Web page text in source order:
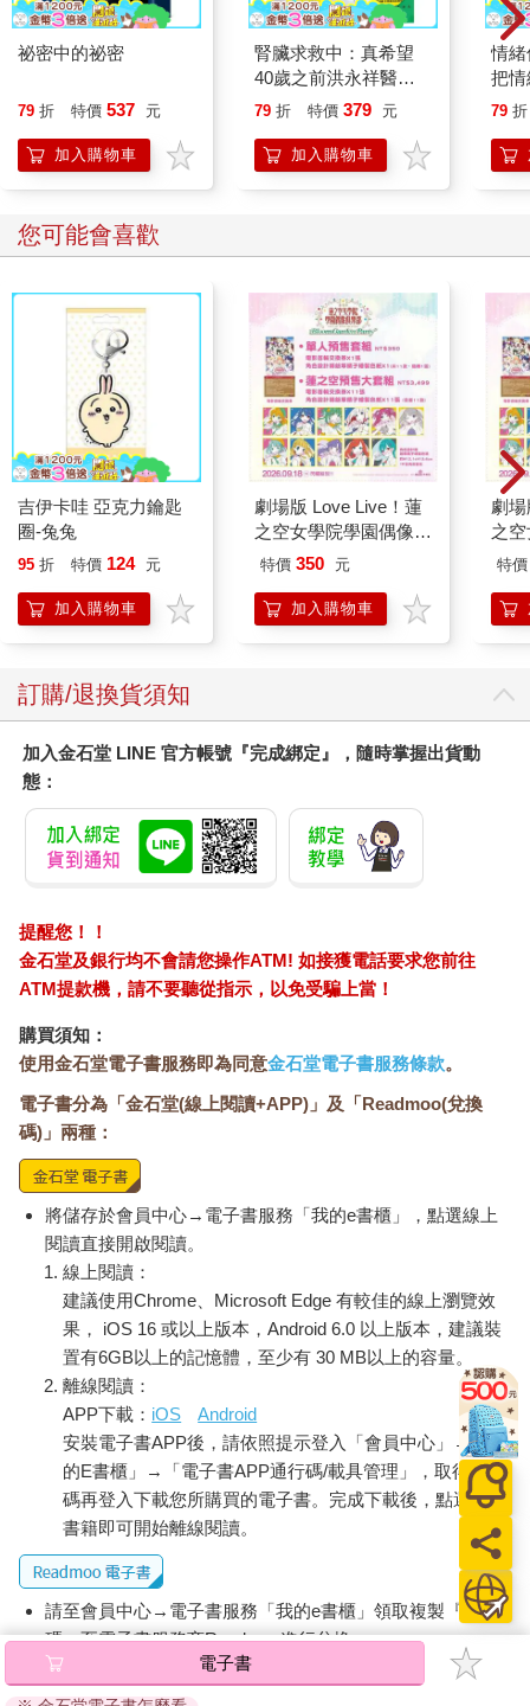
持續進化。它應該像一本不設下結局的小說，每當翻頁時就會有
更廣闊的故事躍然紙上，隨著品牌展開新的行動時，世界觀也會
同步成長，讓故事更加遼闊、更加深入。
品牌故事與設定
讓我們回到SK-II和賓格瑞的案例。如果它們不是品牌世界觀，那
麼它們又是什麼呢？SK-II Pitera精華的故事，是品牌故事。品牌
故事是品牌向顧客傳遞的訊息，它的本質是針對受眾而設計，透
過故事的力量，讓人們對品牌產生共鳴與情感連結。認知心理學
單純的資訊傳遞，受眾的記憶度能夠提升二十二倍之多。
不僅如此，人類天生就喜歡有趣的故事。故事擁有強大的力量，
能夠溫柔地卸下人們的心防。因此，品牌故事非常重要，它讓品
牌不只是產品或服務，而是成為超越這一層次的存在。
然而，品牌故事僅僅是品牌世界觀的一部分，或者說，它還只是
尚未完成的品牌世界觀。世界觀並非只是單純的故事堆砌，它是
一種看待世界的方式和觀念。無論是創辦人的故事、產品原料的
來源，或是與顧客之間的互動關係，挖掘出各種故事、用這些故
事豐富品牌都是勢在必行的。但這些故事必須有一個貫穿其中的
核心哲學，否則它們終究只是片段故事情節，無法發展成完整的
世界觀。
定。在電影、小說或遊戲中，世界觀本質上是經過精心設計的設
定架構。但品牌世界觀與娛樂產業的世界觀並不相同。娛樂產業
應該建立在真誠之上。雖然「世界觀」一詞因為娛樂產業的發展
區別。
唱出品牌想傳遞的訊息
從第三代開始的大多數K-POP偶像團體都擁有自己的世界觀，而
第一個導入世界觀概念的偶像團體，就是EXO。EXO的設定是
觀的架構十分精緻，甚至能夠媲美一般奇幻小說。他們的專輯設
計、發行時間，都緊密圍繞這個世界觀的框架，展現了對設定的
高度投入。但問題是，隨著EXO出道時間愈來愈久，這個世界觀
變得難以維持，逐漸被淡化模糊，甚至變成了迷因（Meme）。
與EXO相比，BTS的世界觀發展方式完全不同。BTS比EXO晚一
年出道，起初似乎並沒有明確的世界觀。但他們始終在歌曲中表
達自己真正想傳遞的訊息，隨著時間推移，這些訊息逐漸匯聚編
織成一條清晰的主線：「Love Yourself」（愛自己）。這個核心
概念被許多人視為BTS的世界觀。
EXO的出道曲《MAMA》用音樂講述了EXO來自異星的設定，而
BTS的出道曲〈No More Dream〉則唱道：「即使只活一天，你
也要走自己的路。」兩者的世界觀截然不同。BTS的「Love
Yourself」在他們成為超級明星的現在，也仍在持續下去，並更進
一步地擴展。他們不僅以「Love Yourself」為主題發表聯合國演
講，還在全球各地與藝術家合作，將這個理念傳遞出去。
品牌世界觀應該像BTS一樣，它必須是真誠的、能夠持續發展
的，並且必須從品牌內部出發。世界觀並不是精心設計的設定，
也不是簡單的故事堆砌。我們不能忘記的是，真正的品牌世界觀
來自該品牌自身的大膽提問，透過不斷的成長與變化，最終尋找
出屬於自己答案的過程。
世界觀的主角，品牌究竟是誰？
「Who」。
→ 在品牌世界觀中，品牌不再是單純的商業體，而是一個擁有自
由意志的個體。
→ 如果品牌是一個「人」，它會是怎樣的人物？這正是品牌思考
的核心。
祕密中的祕密
79 折 特價 537 元
加入購物車
腎臟求救中：真希望
40歲之前洪永祥醫師
就告訴我這些事
79 折 特價 379 元
加入購物車
情
把
誰
79 折
您可能會喜歡
吉伊卡哇 亞克力鑰匙
圈-兔兔
95 折 特價 124 元
加入購物車
劇場版 Love Live！蓮
之空女學院學園偶像俱
樂部 Bloom Garden
特價 350 元
加入購物車
劇
之
樂
組
特價
訂購/退換貨須知
加入金石堂 LINE 官方帳號『完成綁定』，隨時掌握出貨動
態：
提醒您！！
金石堂及銀行均不會請您操作ATM! 如接獲電話要求您前往
ATM提款機，請不要聽從指示，以免受騙上當！
購買須知：
使用金石堂電子書服務即為同意金石堂電子書服務條款。
電子書分為「金石堂(線上閱讀+APP)」及「Readmoo(兌換
碼)」兩種：
將儲存於會員中心→電子書服務「我的e書櫃」，點選線上
閱讀直接開啟閱讀。
線上閱讀：
建議使用Chrome、Microsoft Edge 有較佳的線上瀏覽效
果， iOS 16 或以上版本，Android 6.0 以上版本，建議裝
置有6GB以上的記憶體，至少有 30 MB以上的容量。
離線閱讀：
APP下載： iOS
Android
安裝電子書APP後，請依照提示登入「會員中心」→「我
的E書櫃」→「電子書APP通行碼/載具管理」，取得通行
碼再登入下載您所購買的電子書。完成下載後，點選任一
書籍即可開始離線閱讀。
請至會員中心→電子書服務「我的e書櫃」領取複製『兌換
碼』至電子書服務商Readmoo進行兌換。
退換貨須知：
電子書